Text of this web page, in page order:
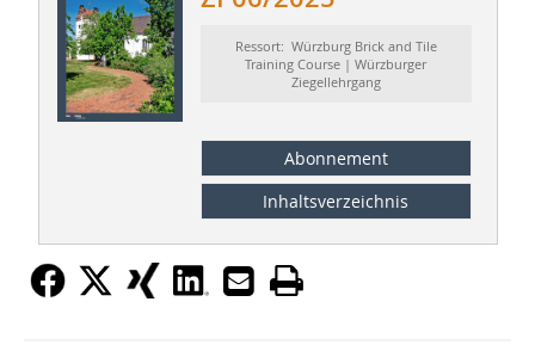
Ressort: Würzburg Brick and Tile
Training Course | Würzburger
Ziegellehrgang
Abonnement
Inhaltsverzeichnis